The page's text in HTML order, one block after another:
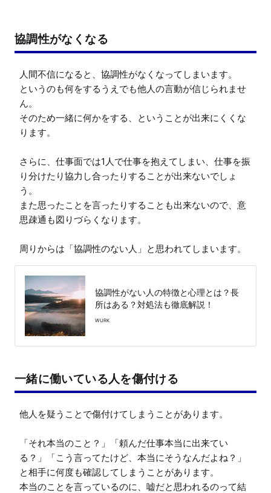
協調性がなくなる
人間不信になると、協調性がなくなってしまいます。
というのも何をするうえでも他人の言動が信じられませ
ん。
そのため一緒に何かをする、ということが出来にくくな
ります。
さらに、仕事面では1人で仕事を抱えてしまい、仕事を振
り分けたり協力し合ったりすることが出来ないでしょ
う。
また思ったことを言ったりすることも出来ないので、意
思疎通も図りづらくなります。
周りからは「協調性のない人」と思われてしまいます。
協調性がない人の特徴と心理とは？長
所はある？対処法も徹底解説！
WURK
一緒に働いている人を傷付ける
他人を疑うことで傷付けてしまうことがあります。
「それ本当のこと？」「頼んだ仕事本当に出来てい
る？」「こう言ってたけど、本当にそうなんだよね？」
と相手に何度も確認してしまうことがあります。
本当のことを言っているのに、嘘だと思われるのって結